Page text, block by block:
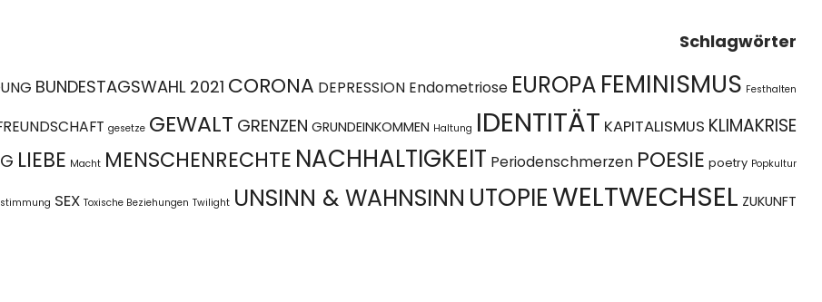
Schlagwörter
BUNDESTAGSWAHL 2021 CORONA DEPRESSION Endometriose EUROPA FEMINISMUS Festhalten
gesetze GEWALT GRENZEN GRUNDEINKOMMEN Haltung IDENTITÄT KAPITALISMUS KLIMAKRISE
LIEBE Macht MENSCHENRECHTE NACHHALTIGKEIT Periodenschmerzen POESIE poetry Popkultur
SEX Toxische Beziehungen Twilight UNSINN & WAHNSINN UTOPIEWELTWECHSEL ZUKUNFT